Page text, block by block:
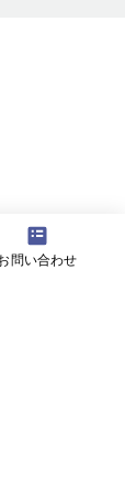
問い合わせ